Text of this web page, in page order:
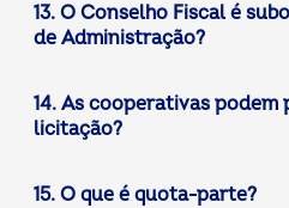
13. O Conselho Fiscal é
de Administração?
14. As cooperativas
licitação?
15. O que é quota-parte?